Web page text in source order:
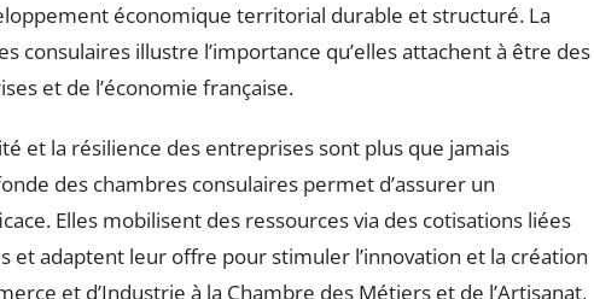
économique territorial durable et structuré. La
consulaires illustre l’importance qu’elles attachent à être des
et de l’économie française.
et la résilience des entreprises sont plus que jamais
des chambres consulaires permet d’assurer un
Elles mobilisent des ressources via des cotisations liées
et adaptent leur offre pour stimuler l’innovation et la création
et d’Industrie à la Chambre des Métiers et de l’Artisanat,